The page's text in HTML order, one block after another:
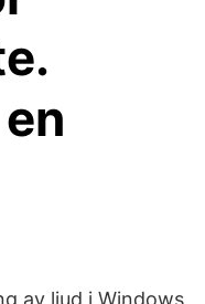
av ljud i Windows